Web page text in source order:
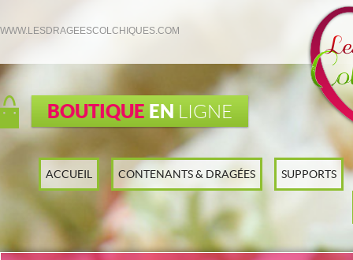
WWW.LESDRAGEESCOLCHIQUES.COM
BOUTIQUE EN LIGNE
ACCUEIL CONTENANTS & DRAGÉES SUPPORTS